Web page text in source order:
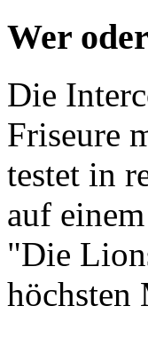
Wer
Die
Friseure
testet in
auf
"Die
höchsten